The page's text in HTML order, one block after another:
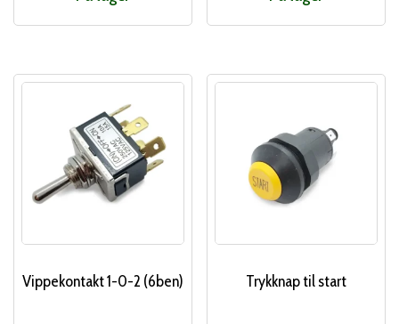
Vippekontakt 1-0-2 (6ben) Trykknap til start